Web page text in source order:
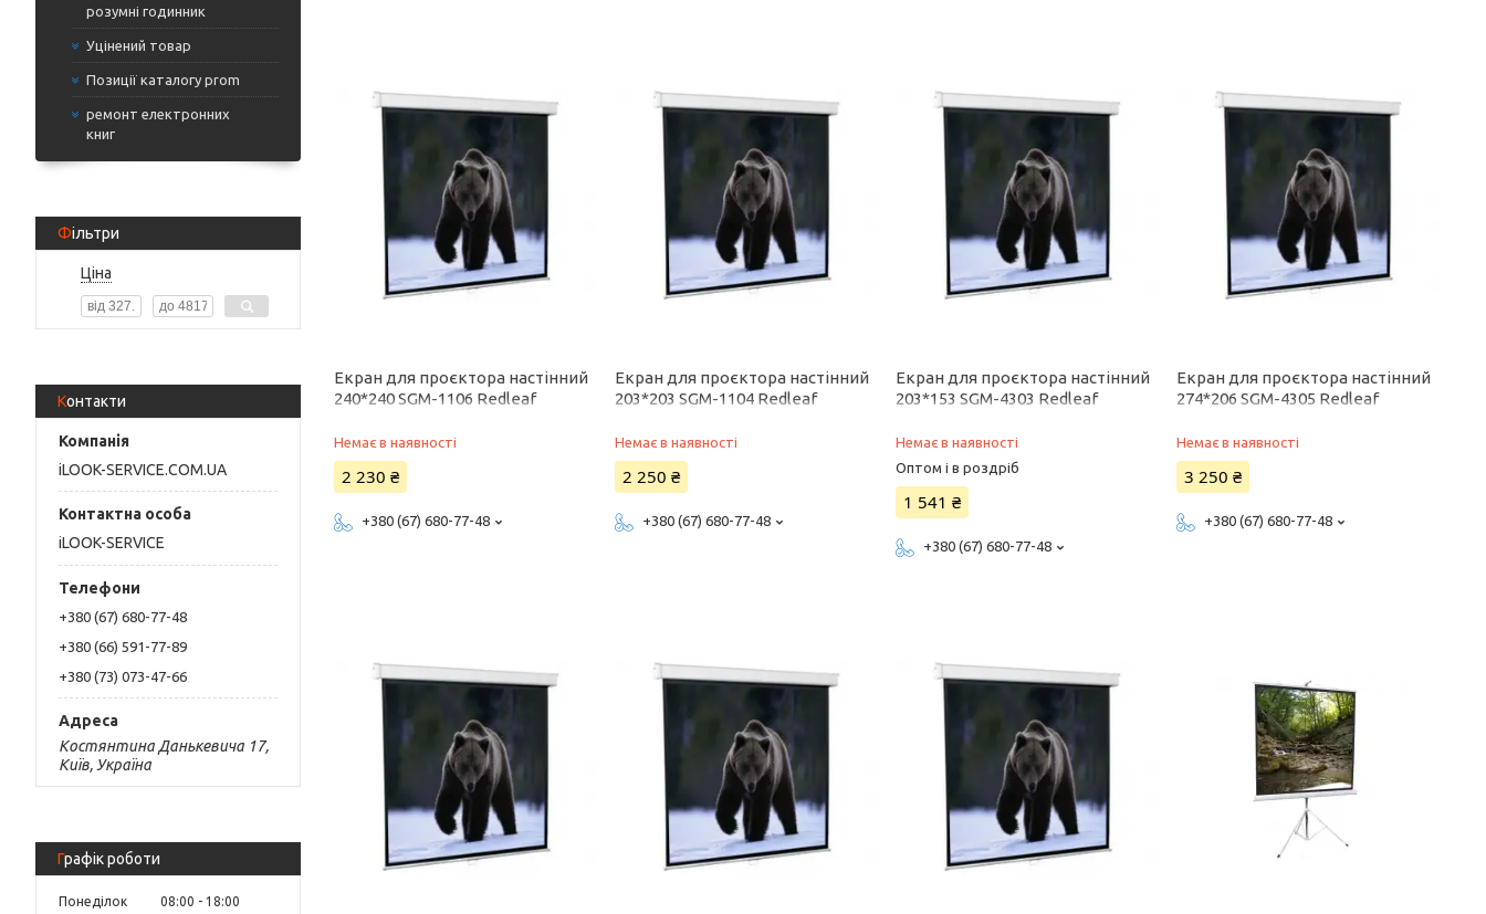
розумні годинник
Уцінений товар
Позиції каталогу prom
ремонт електронних
книг
Фільтри
Ціна
Контакти
iLOOK-SERVICE.COM.UA
iLOOK-SERVICE
+380 (67) 680-77-48
+380 (66) 591-77-89
+380 (73) 073-47-66
Костянтина Данькевича 17,
Київ, Україна
Графік роботи
Понеділок 08:00
18:00
Екран для проєктора настінний
240*240 SGM-1106 Redleaf
Немає в наявності
2 230 ₴
+380 (67) 680-77-48
Екран для проєктора настінний
203*203 SGM-1104 Redleaf
Немає в наявності
2 250 ₴
+380 (67) 680-77-48
Екран для проєктора настінний
203*153 SGM-4303 Redleaf
Немає в наявності
Оптом і в роздріб
1 541 ₴
+380 (67) 680-77-48
Екран для проєктора настінний
274*206 SGM-4305 Redleaf
Немає в наявності
3 250 ₴
+380 (67) 680-77-48